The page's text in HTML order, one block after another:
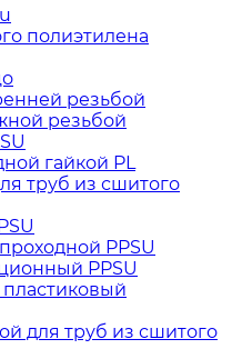
полиэтилена
резьбой
резьбой
гайкой PL
труб из сшитого
PPSU
PPSU
пластиковый
для труб из сшитого